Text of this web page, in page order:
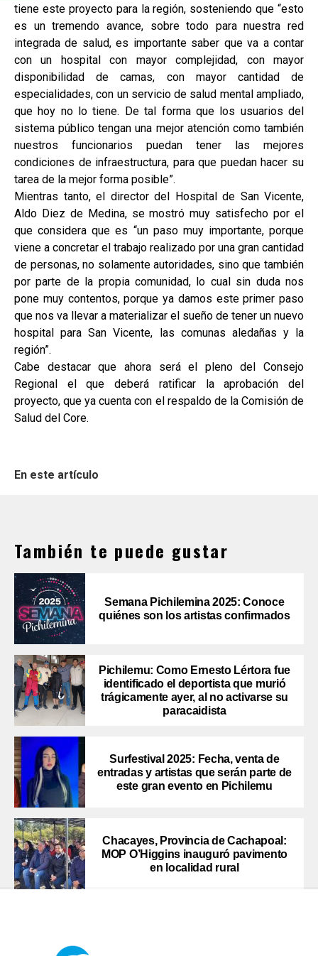
tiene este proyecto para la región, sosteniendo que “esto
es un tremendo avance, sobre todo para nuestra red
integrada de salud, es importante saber que va a contar
con un hospital con mayor complejidad, con mayor
disponibilidad de camas, con mayor cantidad de
especialidades, con un servicio de salud mental ampliado,
que hoy no lo tiene. De tal forma que los usuarios del
sistema público tengan una mejor atención como también
nuestros funcionarios puedan tener las mejores
condiciones de infraestructura, para que puedan hacer su
tarea de la mejor forma posible”.
Mientras tanto, el director del Hospital de San Vicente,
Aldo Diez de Medina, se mostró muy satisfecho por el
que considera que es “un paso muy importante, porque
viene a concretar el trabajo realizado por una gran cantidad
de personas, no solamente autoridades, sino que también
por parte de la propia comunidad, lo cual sin duda nos
pone muy contentos, porque ya damos este primer paso
que nos va llevar a materializar el sueño de tener un nuevo
hospital para San Vicente, las comunas aledañas y la
región”.
Cabe destacar que ahora será el pleno del Consejo
Regional el que deberá ratificar la aprobación del
proyecto, que ya cuenta con el respaldo de la Comisión de
Salud del Core.
En este artículo
También te puede gustar
Semana Pichilemina 2025: Conoce
quiénes son los artistas confirmados
Pichilemu: Como Ernesto Lértora fue
identificado el deportista que murió
trágicamente ayer, al no activarse su
paracaidista
Surfestival 2025: Fecha, venta de
entradas y artistas que serán parte de
este gran evento en Pichilemu
Chacayes, Provincia de Cachapoal:
MOP O’Higgins inauguró pavimento
en localidad rural